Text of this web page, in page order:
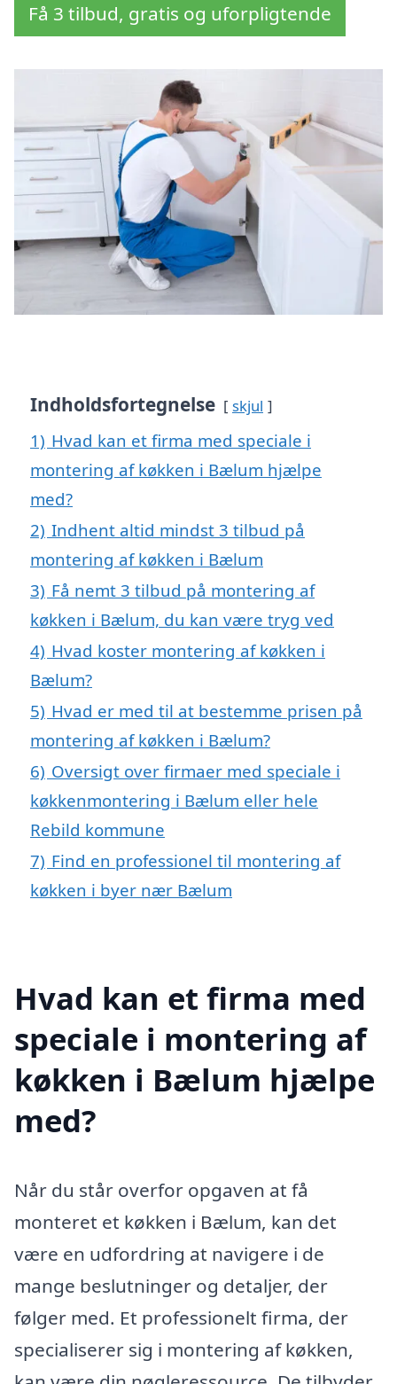
Få 3 tilbud, gratis og uforpligtende
Indholdsfortegnelse skjul
1) Hvad kan et firma med speciale i
montering af køkken i Bælum hjælpe
med?
2) Indhent altid mindst 3 tilbud på
montering af køkken i Bælum
3) Få nemt 3 tilbud på montering af
køkken i Bælum, du kan være tryg ved
4) Hvad koster montering af køkken i
Bælum?
5) Hvad er med til at bestemme prisen på
montering af køkken i Bælum?
6) Oversigt over firmaer med speciale i
køkkenmontering i Bælum eller hele
Rebild kommune
7) Find en professionel til montering af
køkken i byer nær Bælum
Hvad kan et firma med
speciale i montering af
køkken i Bælum hjælpe
med?
Når du står overfor opgaven at få
monteret et køkken i Bælum, kan det
være en udfordring at navigere i de
mange beslutninger og detaljer, der
følger med. Et professionelt firma, der
specialiserer sig i montering af køkken,